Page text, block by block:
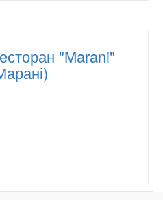
"Marani"